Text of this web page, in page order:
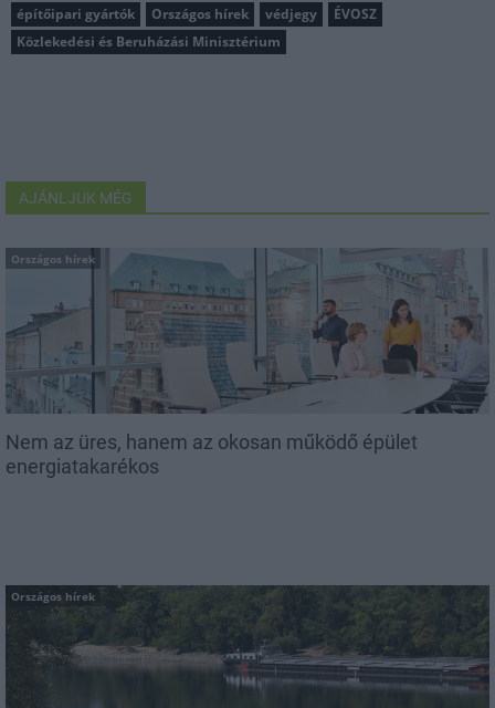
építőipari gyártók Országos hírek védjegy
ÉVOSZ
Közlekedési és Beruházási Minisztérium
AJÁNLJUK MÉG
Országos hírek
Nem az üres, hanem az okosan működő épület
energiatakarékos
Országos hírek